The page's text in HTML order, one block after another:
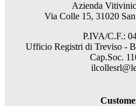
Azienda
Via Colle 15, 31020
P.IVA/C.F.:
Ufficio Registri di Treviso -
Cap.Soc.